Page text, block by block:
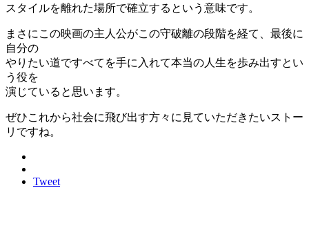
スタイルを離れた場所で確立するという意味です。
まさにこの映画の主人公がこの守破離の段階を経て、最後に
自分の
やりたい道ですべてを手に入れて本当の人生を歩み出すとい
う役を
演じていると思います。
ぜひこれから社会に飛び出す方々に見ていただきたいストー
リですね。
Tweet